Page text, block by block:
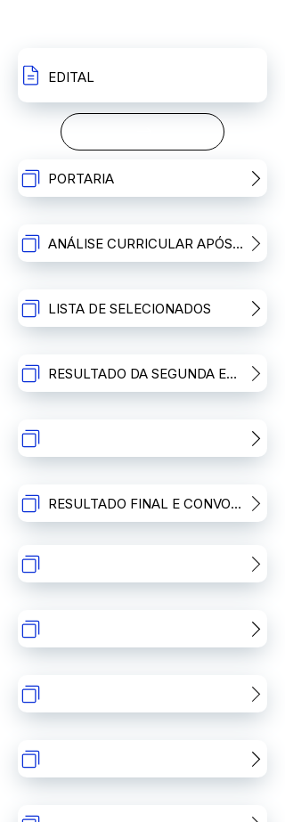
EDITAL
PORTARIA
ANÁLISE CURRICULAR APÓS RECURSO
LISTA DE SELECIONADOS
RESULTADO DA SEGUNDA ETAPA
RESULTADO FINAL E CONVOCAÇÃO